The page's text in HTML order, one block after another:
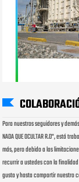
Para nuestros seguidores y
NADA QUE OCULTAR R.D",
más, pero debido a las
recurrir a ustedes con la
gusta y hasta compartir nuestro